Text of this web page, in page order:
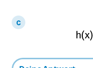
h(x)